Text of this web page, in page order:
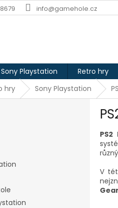
info@gamehole.cz
Sony Playstation Retro hry
hry Sony Playstation
PS2
V